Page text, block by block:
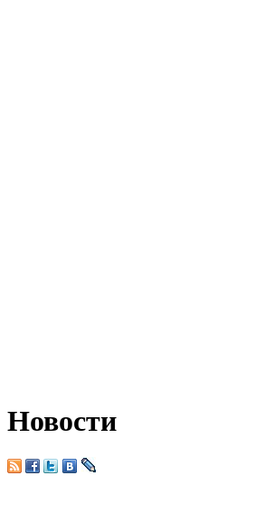
Новости